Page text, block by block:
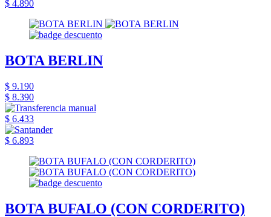
$ 4.890
BOTA BERLIN
$ 9.190
$ 8.390
$ 6.433
$ 6.893
BOTA BUFALO (CON CORDERITO)